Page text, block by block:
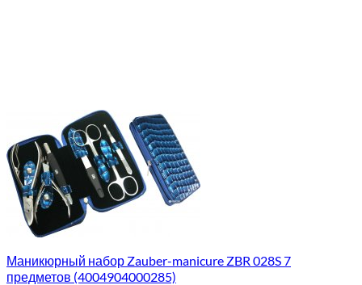
Маникюрный набор Zauber-manicure ZBR 028S 7
предметов (4004904000285)